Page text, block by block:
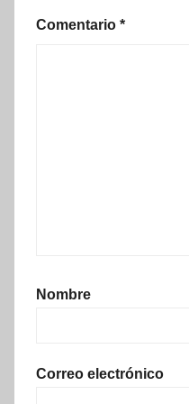
Comentario *
Nombre
Correo electrónico